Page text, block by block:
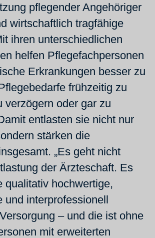
pflegender Angehöriger
wirtschaftlich tragfähige
ihren unterschiedlichen
helfen Pflegefachpersonen
Erkrankungen besser zu
frühzeitig zu
verzögern oder gar zu
entlasten sie nicht nur
stärken die
„Es geht nicht
der Ärzteschaft. Es
qualitativ hochwertige,
und interprofessionell
– und die ist ohne
mit erweiterten